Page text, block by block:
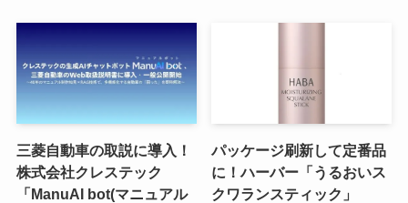
三菱自動車の取説に導入！
株式会社クレステック
「ManuAI bot(マニュアル
パッケージ刷新して定番品
に！ハーバー「うるおいス
クワランスティック」